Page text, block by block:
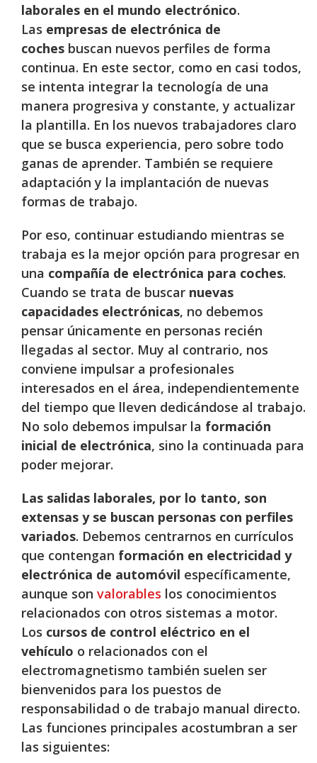
laborales en el mundo electrónico.
Las empresas de electrónica de
cochesbuscan nuevos perfiles de forma
continua. En este sector, como en casi todos,
se intenta integrar la tecnología de una
manera progresiva y constante, y actualizar
la plantilla. En los nuevos trabajadores claro
que se busca experiencia, pero sobre todo
ganas de aprender. También se requiere
adaptación y la implantación de nuevas
formas de trabajo.
Por eso, continuar estudiando mientras se
trabaja es la mejor opción para progresar en
una compañía de electrónica para coches.
Cuando se trata de buscar nuevas
capacidades electrónicas, no debemos
pensar únicamente en personas recién
llegadas al sector. Muy al contrario, nos
conviene impulsar a profesionales
interesados en el área, independientemente
del tiempo que lleven dedicándose al trabajo.
No solo debemos impulsar la formación
inicial de electrónica, sino la continuada para
poder mejorar.
Las salidas laborales, por lo tanto, son
extensas y se buscan personas con perfiles
variados. Debemos centrarnos en currículos
que contengan formación en electricidad y
electrónica de automóvil específicamente,
aunque son valorables los conocimientos
relacionados con otros sistemas a motor.
Los cursos de control eléctrico en el
vehículo o relacionados con el
electromagnetismo también suelen ser
bienvenidos para los puestos de
responsabilidad o de trabajo manual directo.
Las funciones principales acostumbran a ser
las siguientes: